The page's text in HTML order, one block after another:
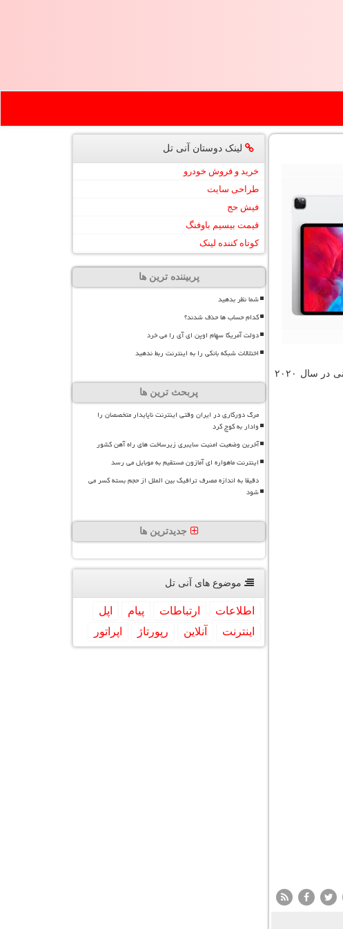
حالا کارشناسان فعال در حوزه فناوری اخیرا با انتشار فهرستی جدید از بهترین و محبوب ترین تبلت های موجود در بازارهای جهانی در سال ۲۰۲۰
لینک دوستان آنی تل
خرید و فروش خودرو
طراحی سایت
فیش حج
قیمت بیسیم باوفنگ
کوتاه کننده لینک
پربیننده ترین ها
شما نظر بدهید
کدام حساب ها حذف شدند؟
دولت آمریکا سهام اوپن ای آی را می خرد
اختلالات شبکه بانکی را به اینترنت ربط ندهید
پربحث ترین ها
مرگ دورکاری در ایران وقتی اینترنت ناپایدار متخصصان را
وادار به کوچ کرد
آخرین وضعیت امنیت سایبری زیرساخت های راه آهن کشور
اینترنت ماهواره ای آمازون مستقیم به موبایل می رسد
دقیقا به اندازه مصرف ترافیک بین الملل از حجم بسته کسر می
شود
جدیدترین ها
موضوع های آنی تل
اطلاعات ارتباطات پیام
اپل
اینترنت
آنلاین رپورتاژ اپراتور